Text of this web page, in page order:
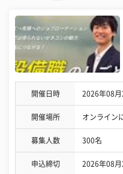
開催日時 2026年08
開催場所 オンライン
募集人数 300名
申込締切 2026年08